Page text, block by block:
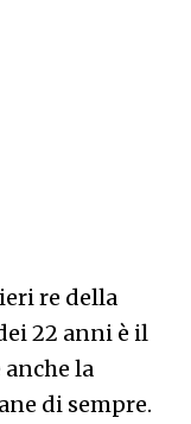
re della
22 anni è il
la
di sempre.